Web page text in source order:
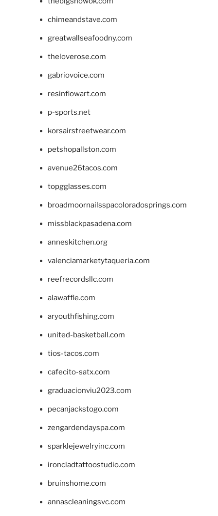
chimeandstave.com
greatwallseafoodny.com
theloverose.com
gabriovoice.com
resinflowart.com
p-sports.net
korsairstreetwear.com
petshopallston.com
avenue26tacos.com
topgglasses.com
broadmoornailsspacoloradosprings.com
missblackpasadena.com
anneskitchen.org
valenciamarketytaqueria.com
reefrecordsllc.com
alawaffle.com
aryouthfishing.com
united-basketball.com
tios-tacos.com
cafecito-satx.com
graduacionviu2023.com
pecanjackstogo.com
zengardendayspa.com
sparklejewelryinc.com
ironcladtattoostudio.com
bruinshome.com
annascleaningsvc.com